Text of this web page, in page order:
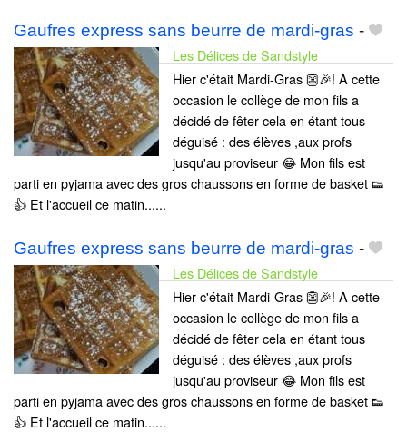
Gaufres express sans beurre de mardi-gras -
Les Délices de Sandstyle
Hier c'était Mardi-Gras 👺🎉! A cette
occasion le collège de mon fils a
décidé de fêter cela en étant tous
déguisé : des élèves ,aux profs
jusqu'au proviseur 😂 Mon fils est
parti en pyjama avec des gros chaussons en forme de basket 👟
👍 Et l'accueil ce matin......
Gaufres express sans beurre de mardi-gras -
Les Délices de Sandstyle
Hier c'était Mardi-Gras 👺🎉! A cette
occasion le collège de mon fils a
décidé de fêter cela en étant tous
déguisé : des élèves ,aux profs
jusqu'au proviseur 😂 Mon fils est
parti en pyjama avec des gros chaussons en forme de basket 👟
👍 Et l'accueil ce matin......